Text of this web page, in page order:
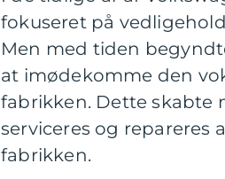
fokuseret på
Men med tiden
at imødekomme den
fabrikken. Dette skabte
serviceres og repareres
fabrikken.